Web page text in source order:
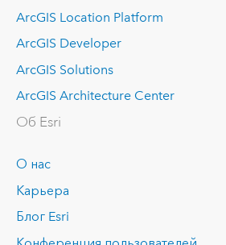
ArcGIS Location Platform
ArcGIS Developer
ArcGIS Solutions
ArcGIS Architecture Center
Об Esri
О нас
Карьера
Блог Esri